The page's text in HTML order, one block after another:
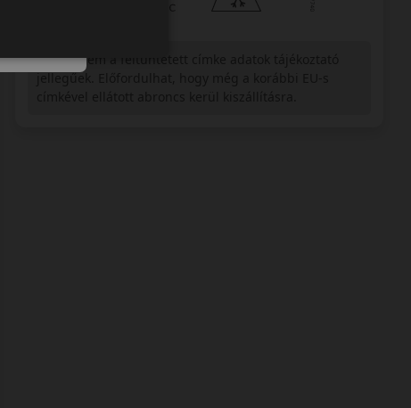
Figyelem a feltüntetett címke adatok tájékoztató
jellegűek. Előfordulhat, hogy még a korábbi EU-s